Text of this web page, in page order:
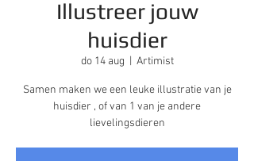
Illustreer jouw
huisdier
do 14 aug Artimist
Samen maken we een leuke illustratie van je
huisdier , of van 1 van je andere
lievelingsdieren